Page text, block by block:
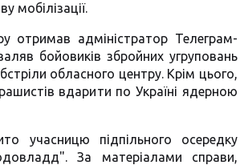
мобілізації.
отримав адміністратор Телеграм-
бойовиків збройних угруповань
обласного центру. Крім цього,
вдарити по Україні ядерною
учасницю підпільного осередку
За матеріалами справи,